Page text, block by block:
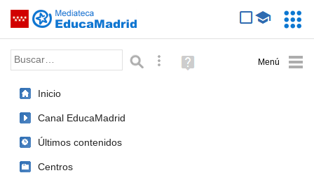
Saltar navegación
Palabra o frase: Búsqueda avanzada
Ayuda
(en
Inicio
Canal EducaMadrid
Últimos contenidos
Centros